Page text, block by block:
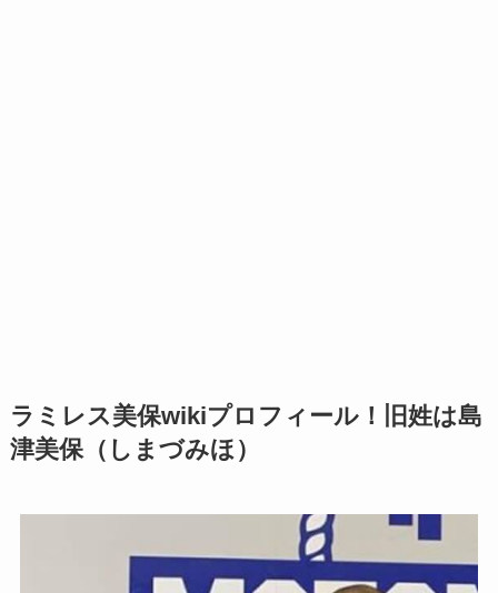
ラミレス美保wikiプロフィール！旧姓は島
津美保（しまづみほ）